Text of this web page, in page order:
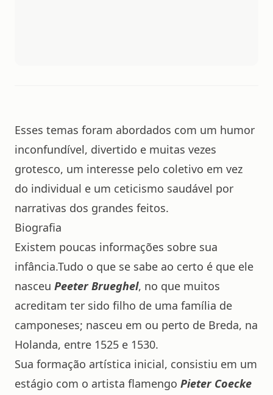
Esses temas foram abordados com um humor
inconfundível, divertido e muitas vezes
grotesco, um interesse pelo coletivo em vez
do individual e um ceticismo saudável por
narrativas dos grandes feitos.
Biografia
Existem poucas informações sobre sua
infância.Tudo o que se sabe ao certo é que ele
nasceu Peeter Brueghel, no que muitos
acreditam ter sido filho de uma família de
camponeses; nasceu em ou perto de Breda, na
Holanda, entre 1525 e 1530.
Sua formação artística inicial, consistiu em um
estágio com o artista flamengo Pieter Coecke